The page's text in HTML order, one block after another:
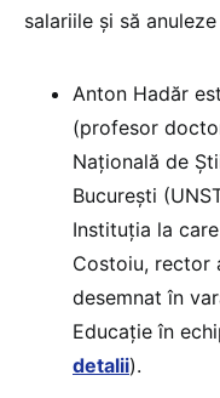
salariile și să
Anton Hadăr
(profesor
Națională de
București
Instituția la
Costoiu, rector
desemnat în
Educație în
detalii).